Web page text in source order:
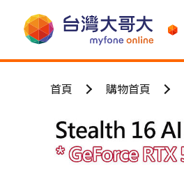
首頁 購物首頁